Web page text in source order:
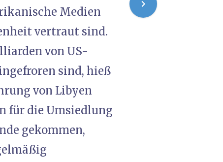
Medien
vertraut sind.
von US-
sind, hieß
von Libyen
für die Umsiedlung
gekommen,